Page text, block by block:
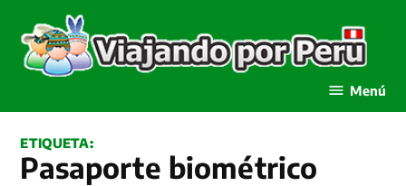
contenido
Menú
ETIQUETA:
Pasaporte biométrico